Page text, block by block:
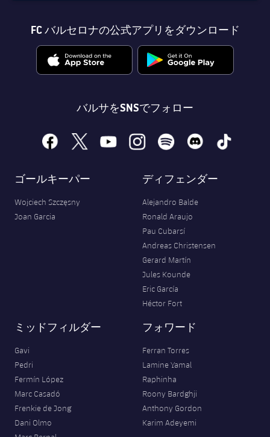
FC バルセロナの公式アプリをダウンロード
バルサをSNSでフォロー
facebook
x youtubeinstagramspotify discord tiktok
ゴールキーパー
Wojciech Szczęsny
Joan Garcia
ディフェンダー
Alejandro Balde
Ronald Araujo
Pau Cubarsí
Andreas Christensen
Gerard Martín
Jules Kounde
Eric García
Héctor Fort
ミッドフィルダー
Gavi
Pedri
Fermín López
Marc Casadó
Frenkie de Jong
Dani Olmo
フォワード
Ferran Torres
Lamine Yamal
Raphinha
Roony Bardghji
Anthony Gordon
Karim Adeyemi